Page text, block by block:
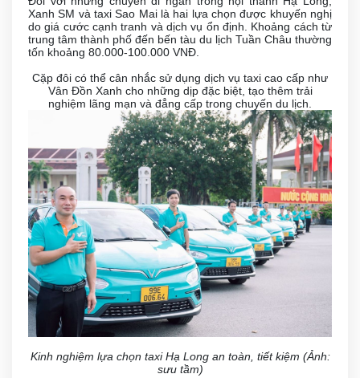
Xanh SM và taxi Sao Mai là hai lựa chọn được khuyến nghị
do giá cước cạnh tranh và dịch vụ ổn định. Khoảng cách từ
trung tâm thành phố đến bến tàu du lịch Tuần Châu thường
tốn khoảng 80.000-100.000 VNĐ.
Cặp đôi có thể cân nhắc sử dụng dịch vụ taxi cao cấp như
Vân Đồn Xanh cho những dịp đặc biệt, tạo thêm trải
nghiệm lãng mạn và đẳng cấp trong chuyến du lịch.
Kinh nghiệm lựa chọn taxi Hạ Long an toàn, tiết kiệm (Ảnh:
sưu tầm)